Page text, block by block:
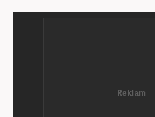
Haber7.com’da “Gündem